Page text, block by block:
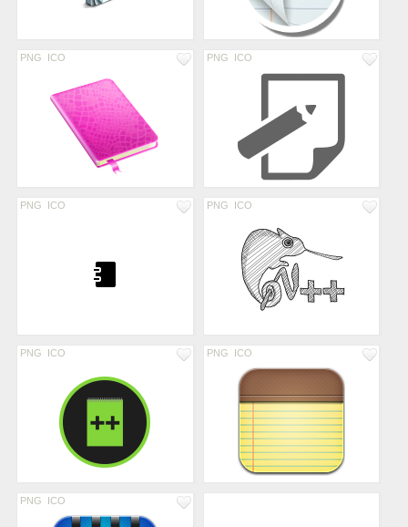
PNG ICO PNG ICO
PNG ICO PNG ICO
PNG ICO PNG ICO
PNG ICO